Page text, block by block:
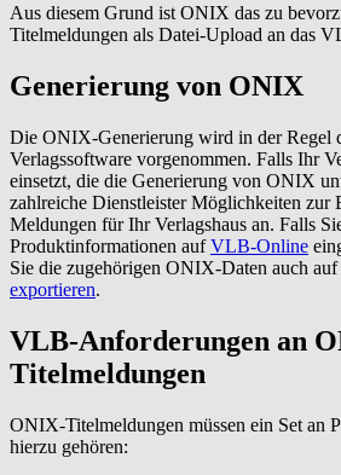
Aus diesem Grund ist ONIX das zu
Titelmeldungen als Datei-Upload an das
Generierung von ONIX
Die ONIX-Generierung wird in der Regel
Verlagssoftware vorgenommen. Falls Ihr
einsetzt, die die Generierung von ONIX
zahlreiche Dienstleister Möglichkeiten
Meldungen für Ihr Verlagshaus an. Falls
Produktinformationen aufVLB-Online
Sie die zugehörigen ONIX-Daten auch auf
exportieren.
VLB-Anforderungen an
Titelmeldungen
ONIX-Titelmeldungen müssen ein Set an
hierzu gehören: